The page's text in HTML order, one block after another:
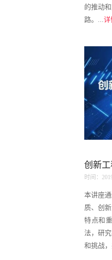
的推动
路。... 详
创新
时间：
本讲座
质、创
特点和
法，研
和挑战